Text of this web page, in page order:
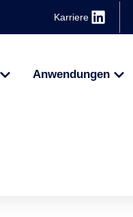
Karriere
Anwendungen